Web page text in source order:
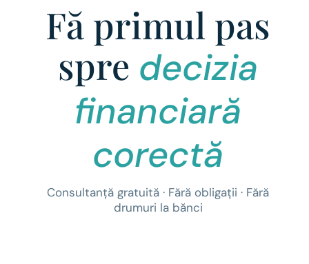
Fă primul pas
spre decizia
financiară
corectă
Consultanță gratuită · Fără obligații · Fără
drumuri la bănci